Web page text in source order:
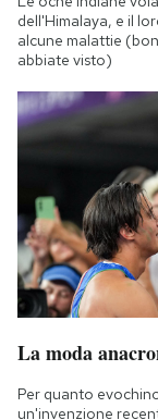
dell'Himalaya, e il
alcune malattie
abbiate visto)
La moda
Per quanto
un'invenzione